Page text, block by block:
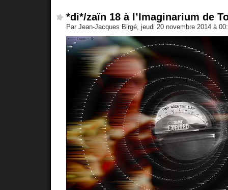
*di*/zaïn 18 à l’Imaginarium de
Par Jean-Jacques Birgé, jeudi 20 novembre 2014 à